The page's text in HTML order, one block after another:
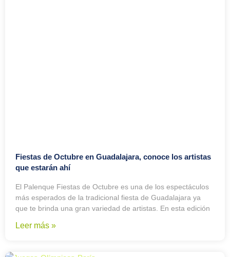
Fiestas de Octubre en Guadalajara, conoce los artistas
que estarán ahí
El Palenque Fiestas de Octubre es una de los espectáculos
más esperados de la tradicional fiesta de Guadalajara ya
que te brinda una gran variedad de artistas. En esta edición
Leer más »